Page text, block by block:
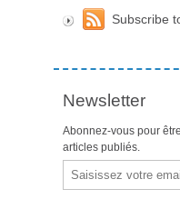
Subscribe
Newsletter
Abonnez-vous pour
articles publiés.
Email